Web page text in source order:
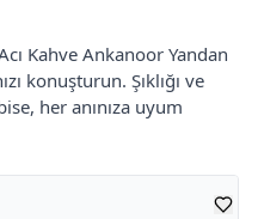
Kahve Ankanoor Yandan
konuşturun. Şıklığı ve
her anınıza uyum